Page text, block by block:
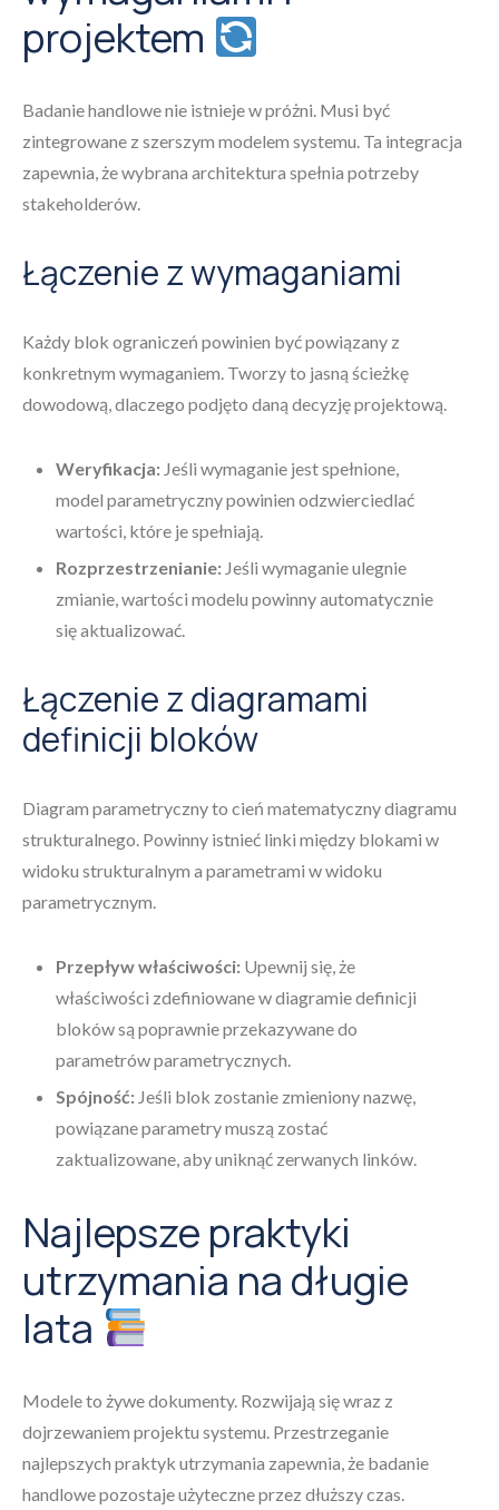
projektem
Badanie handlowe nie istnieje w próżni. Musi być
zintegrowane z szerszym modelem systemu. Ta integracja
zapewnia, że wybrana architektura spełnia potrzeby
stakeholderów.
Łączenie z wymaganiami
Każdy blok ograniczeń powinien być powiązany z
konkretnym wymaganiem. Tworzy to jasną ścieżkę
dowodową, dlaczego podjęto daną decyzję projektową.
Weryfikacja: Jeśli wymaganie jest spełnione,
model parametryczny powinien odzwierciedlać
wartości, które je spełniają.
Rozprzestrzenianie: Jeśli wymaganie ulegnie
zmianie, wartości modelu powinny automatycznie
się aktualizować.
Łączenie z diagramami
definicji bloków
Diagram parametryczny to cień matematyczny diagramu
strukturalnego. Powinny istnieć linki między blokami w
widoku strukturalnym a parametrami w widoku
parametrycznym.
Przepływ właściwości: Upewnij się, że
właściwości zdefiniowane w diagramie definicji
bloków są poprawnie przekazywane do
parametrów parametrycznych.
Spójność: Jeśli blok zostanie zmieniony nazwę,
powiązane parametry muszą zostać
zaktualizowane, aby uniknąć zerwanych linków.
Najlepsze praktyki
utrzymania na długie
lata
Modele to żywe dokumenty. Rozwijają się wraz z
dojrzewaniem projektu systemu. Przestrzeganie
najlepszych praktyk utrzymania zapewnia, że badanie
handlowe pozostaje użyteczne przez dłuższy czas.